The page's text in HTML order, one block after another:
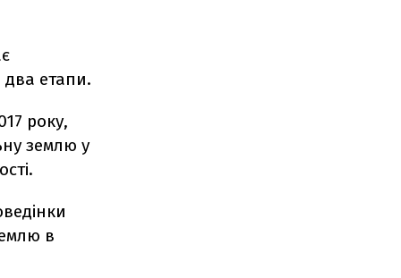
два етапи.
року,
землю у
в